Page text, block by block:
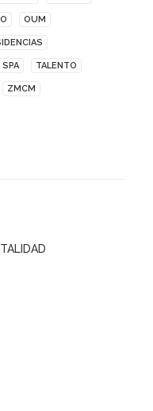
OUM
SPA TALENTO
ZMCM